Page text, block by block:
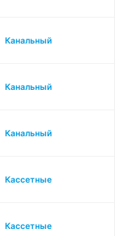
Канальный
Канальный
Канальный
Кассетные
Кассетные